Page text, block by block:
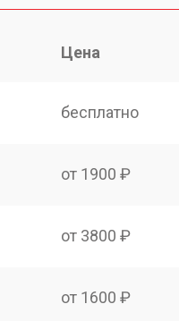
Цена
бесплатно
от 1900 ₽
от 3800 ₽
от 1600 ₽